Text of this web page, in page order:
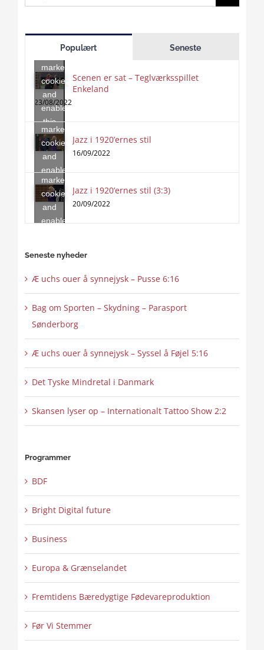
for:
Populært Seneste
accept
marketing
cookies
and
enable
this
content
Scenen er sat – Teglværksspillet
Enkeland
23/08/2022
Click
to
marketing
cookies
and
enable
this
content
Jazz i 1920’ernes stil
16/09/2022
Click
to
accept
marketing
cookies
and
enable
Jazz i 1920’ernes stil (3:3)
20/09/2022
Seneste nyheder
Æ uchs ouer å synnejysk – Pusse 6:16
Bag om Sporten – Skydning – Parasport
Sønderborg
Æ uchs ouer å synnejysk – Syssel å Føjel 5:16
Det Tyske Mindretal i Danmark
Skansen lyser op – Internationalt Tattoo Show 2:2
Programmer
BDF
Bright Digital future
Business
Europa & Grænselandet
Fremtidens Bæredygtige Fødevareproduktion
Før Vi Stemmer